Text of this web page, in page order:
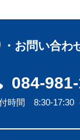
お問い合わ
084-
時間 8:30-17:30